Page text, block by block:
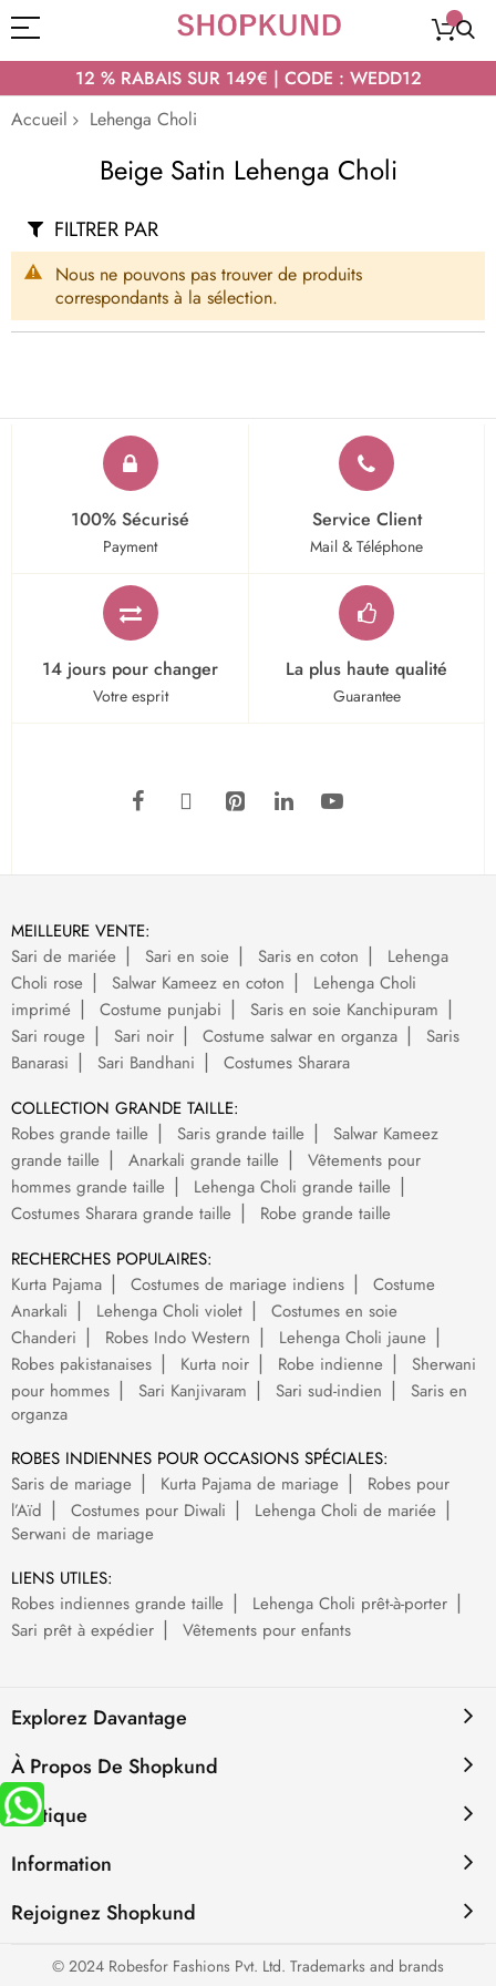
12 % RABAIS SUR 149€ | CODE : WEDD12
Accueil
Lehenga Choli
Beige Satin Lehenga Choli
Nous ne pouvons pas trouver de produits
correspondants à la sélection.
FILTRER PAR
100% Sécurisé
Payment
Service Client
Mail & Téléphone
14 jours pour changer
Votre esprit
La plus haute qualité
Guarantee
MEILLEURE VENTE:
Sari de mariée
Sari en soie Saris en coton
Lehenga
Choli rose
Salwar Kameez en coton
Lehenga Choli
imprimé
Costume punjabi
Saris en soie Kanchipuram
Sari rouge
Sari noir Costume salwar en organza
Saris
Banarasi
Sari Bandhani
Costumes Sharara
COLLECTION GRANDE TAILLE:
Robes grande taille
Saris grande taille
Salwar Kameez
grande taille
Anarkali grande taille
Vêtements pour
hommes grande taille
Lehenga Choli grande taille
Costumes Sharara grande taille
Robe grande taille
RECHERCHES POPULAIRES:
Kurta Pajama
Costumes de mariage indiens
Costume
Anarkali
Lehenga Choli violet
Costumes en soie
Chanderi
Robes Indo Western
Lehenga Choli jaune
Robes pakistanaises
Kurta noir Robe indienne
Sherwani
pour hommes
Sari Kanjivaram Sari sud-indien
Saris en
organza
ROBES INDIENNES POUR OCCASIONS SPÉCIALES:
Saris de mariage
Kurta Pajama de mariage
Robes pour
l’Aïd
Costumes pour Diwali
Lehenga Choli de mariée
Serwani de mariage
LIENS UTILES:
Robes indiennes grande taille
Lehenga Choli prêt-à-porter
Sari prêt à expédier
Vêtements pour enfants
Explorez Davantage
À Propos De Shopkund
Politique
Information
Rejoignez Shopkund
© 2024 Robesfor Fashions Pvt. Ltd. Trademarks and brands